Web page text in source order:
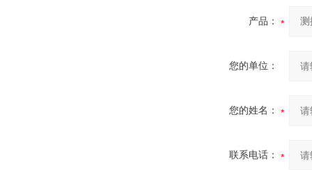
产品：
您的单位：
您的姓名：
联系电话：